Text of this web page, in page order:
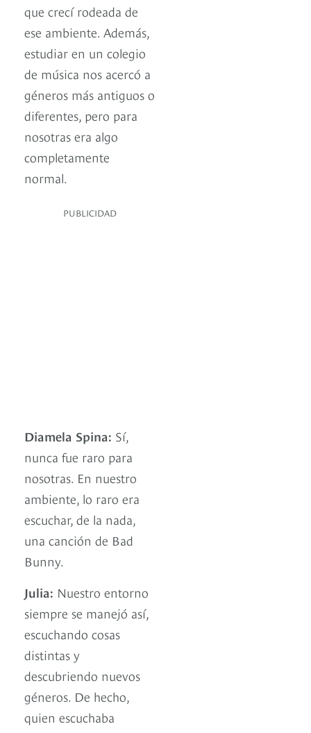
que crecí rodeada de
ese ambiente. Además,
estudiar en un colegio
de música nos acercó a
géneros más antiguos o
diferentes, pero para
nosotras era algo
completamente
normal.
PUBLICIDAD
Diamela Spina: Sí,
nunca fue raro para
nosotras. En nuestro
ambiente, lo raro era
escuchar, de la nada,
una canción de Bad
Bunny.
Julia: Nuestro entorno
siempre se manejó así,
escuchando cosas
distintas y
descubriendo nuevos
géneros. De hecho,
quien escuchaba